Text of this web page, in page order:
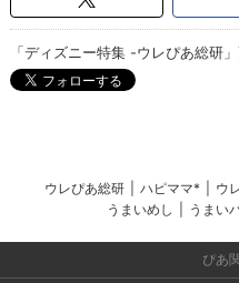
「ディズニー特集 -ウレぴあ総研
ウレぴあ総研 ハピママ* ウ
うまいめし
うまい
ぴあ